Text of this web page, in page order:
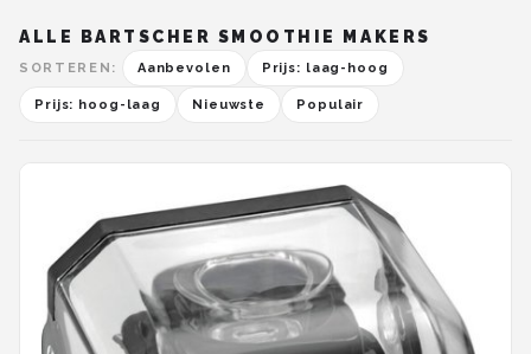
ALLE BARTSCHER SMOOTHIE MAKERS
SORTEREN: Aanbevolen Prijs: laag-hoog
Prijs: hoog-laag Nieuwste Populair